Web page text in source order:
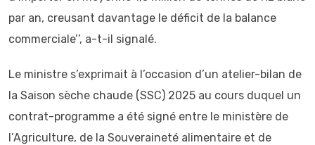
par an, creusant davantage le déficit de la balance
commerciale’’, a-t-il signalé.
Le ministre s’exprimait à l’occasion d’un atelier-bilan de
la Saison sèche chaude (SSC) 2025 au cours duquel un
contrat-programme a été signé entre le ministère de
l’Agriculture, de la Souveraineté alimentaire et de